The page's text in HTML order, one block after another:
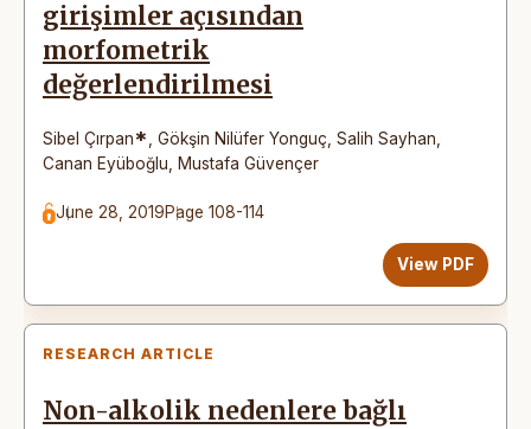
girişimler açısından
morfometrik
değerlendirilmesi
Sibel Çırpan* Gökşin Nilüfer Yonguç Salih Sayhan
Canan Eyüboğlu
Mustafa Güvençer
June 28, 2019Page 108-114
View PDF
RESEARCH ARTICLE
Non-alkolik nedenlere bağlı